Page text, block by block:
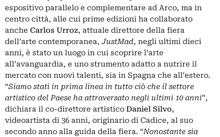
espositivo parallelo e complementare ad Arco, ma in
centro città, alle cui prime edizioni ha collaborato
anche Carlos Urroz, attuale direttore della fiera
dell’arte contemporanea, JustMad, negli ultimi dieci
anni, è stato un luogo in cui scoprire l’arte
all’avanguardia, e uno strumento adatto a nutrire il
mercato con nuovi talenti, sia in Spagna che all’estero.
“Siamo stati in prima linea in tutto ciò che il settore
artistico del Paese ha attraversato negli ultimi 10 anni”,
dichiara il co-direttore artistico Daniel Silvo,
videoartista di 36 anni, originario di Cadice, al suo
secondo anno alla guida della fiera. “Nonostante sia